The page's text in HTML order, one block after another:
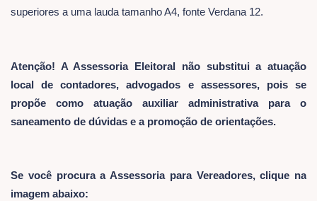
superiores a uma lauda tamanho A4, fonte Verdana 12.
Atenção! A Assessoria Eleitoral não substitui a atuação
local de contadores, advogados e assessores, pois se
propõe como atuação auxiliar administrativa para o
saneamento de dúvidas e a promoção de orientações.
Se você procura a Assessoria para Vereadores, clique na
imagem abaixo: